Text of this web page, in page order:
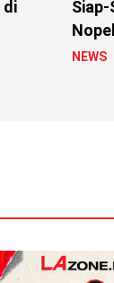
di
NEWS